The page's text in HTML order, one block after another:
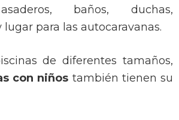
baños, duchas,
para las autocaravanas.
de diferentes tamaños,
con niños también tienen su